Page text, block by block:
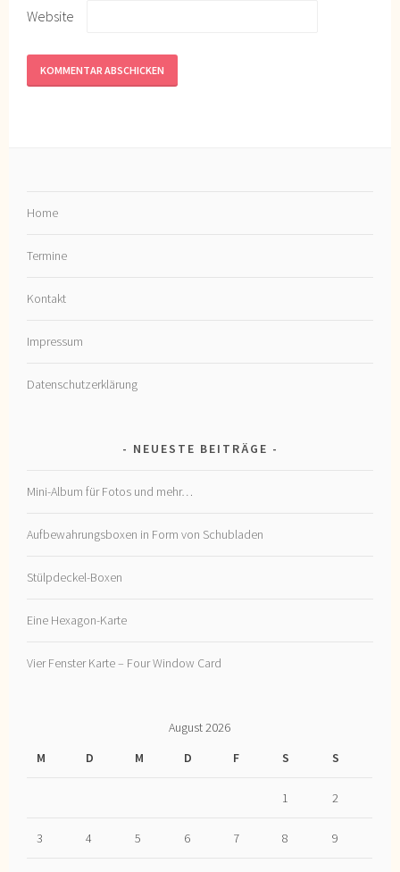
Website
Home
Termine
Kontakt
Impressum
Datenschutzerklärung
NEUESTE BEITRÄGE
Mini-Album für Fotos und mehr…
Aufbewahrungsboxen in Form von Schubladen
Stülpdeckel-Boxen
Eine Hexagon-Karte
Vier Fenster Karte – Four Window Card
August 2026
M
D M D F S S
1 2
3 4 5 6 7 8 9